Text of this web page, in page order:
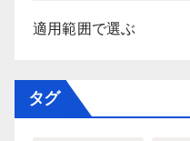
適用範囲で選ぶ
タグ